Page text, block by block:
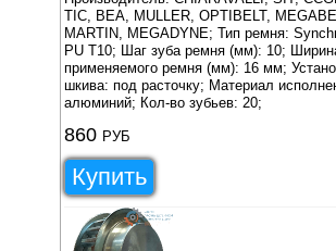
TIC, BEA, MULLER, OPTIBELT,
MARTIN, MEGADYNE; Тип ремня:
PU T10; Шаг зуба ремня (мм): 10;
применяемого ремня (мм): 16 мм;
шкива: под расточку; Материал
алюминий; Кол-во зубьев: 20;
860 РУБ
Купить